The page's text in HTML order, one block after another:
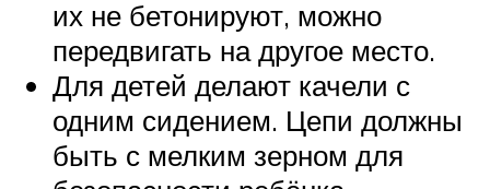
их не бетонируют, можно
передвигать на другое место.
Для детей делают качели с
одним сидением. Цепи должны
быть с мелким зерном для